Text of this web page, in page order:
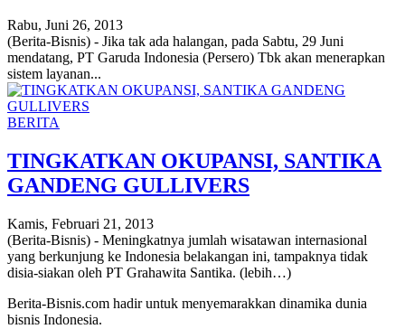
Rabu, Juni 26, 2013
(Berita-Bisnis) - Jika tak ada halangan, pada Sabtu, 29 Juni
mendatang, PT Garuda Indonesia (Persero) Tbk akan menerapkan
sistem layanan...
BERITA
TINGKATKAN OKUPANSI, SANTIKA
GANDENG GULLIVERS
Kamis, Februari 21, 2013
(Berita-Bisnis) - Meningkatnya jumlah wisatawan internasional
yang berkunjung ke Indonesia belakangan ini, tampaknya tidak
disia-siakan oleh PT Grahawita Santika. (lebih…)
Berita-Bisnis.com hadir untuk menyemarakkan dinamika dunia
bisnis Indonesia.